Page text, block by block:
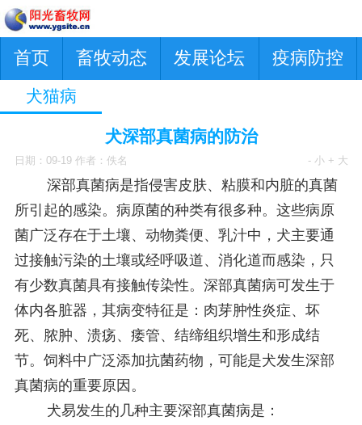
首页 畜牧动态 发展论坛 疫病防控
犬猫病
犬深部真菌病的防治
日期：09-19 作者：佚名 - 小 + 大
深部真菌病是指侵害皮肤、粘膜和内脏的真菌
所引起的感染。病原菌的种类有很多种。这些病原
菌广泛存在于土壤、动物粪便、乳汁中，犬主要通
过接触污染的土壤或经呼吸道、消化道而感染，只
有少数真菌具有接触传染性。深部真菌病可发生于
体内各脏器，其病变特征是：肉芽肿性炎症、坏
死、脓肿、溃疡、痿管、结缔组织增生和形成结
节。饲料中广泛添加抗菌药物，可能是犬发生深部
真菌病的重要原因。
犬易发生的几种主要深部真菌病是：